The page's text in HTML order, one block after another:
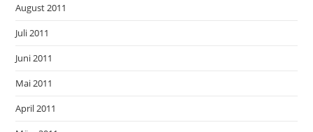
August 2011
Juli 2011
Juni 2011
Mai 2011
April 2011